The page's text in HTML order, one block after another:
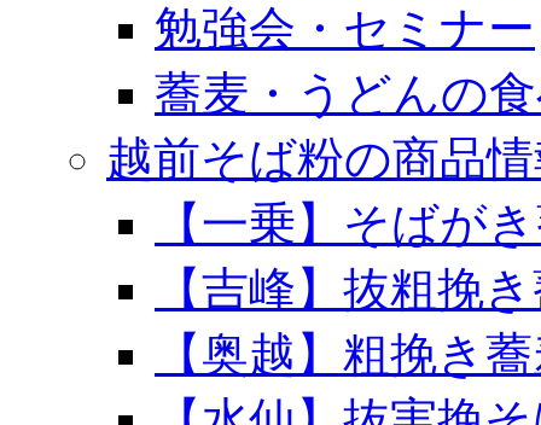
勉強会・セミナー
蕎麦・うどんの
越前そば粉の商品
【一乗】そばが
【吉峰】抜粗挽
【奥越】粗挽き